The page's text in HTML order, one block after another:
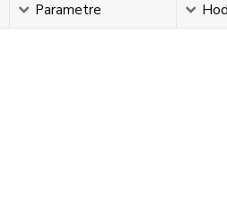
Parametre